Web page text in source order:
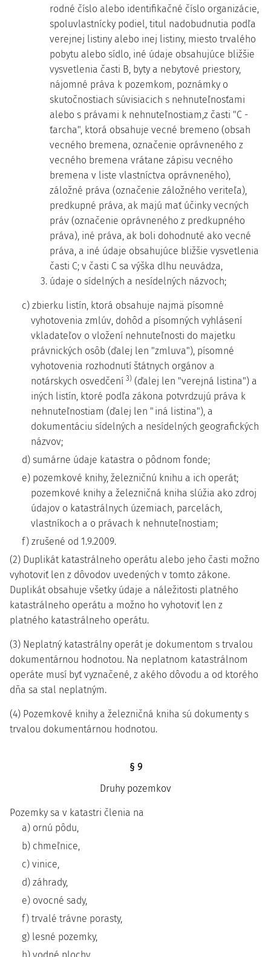
rodné číslo alebo identifikačné číslo organizácie,
spoluvlastnícky podiel, titul nadobudnutia podľa
verejnej listiny alebo inej listiny, miesto trvalého
pobytu alebo sídlo, iné údaje obsahujúce bližšie
vysvetlenia časti B, byty a nebytové priestory,
nájomné práva k pozemkom, poznámky o
skutočnostiach súvisiacich s nehnuteľnosťami
alebo s právami k nehnuteľnostiam,z časti "C -
ťarcha", ktorá obsahuje vecné bremeno (obsah
vecného bremena, označenie oprávneného z
vecného bremena vrátane zápisu vecného
bremena v liste vlastníctva oprávneného),
záložné práva (označenie záložného veriteľa),
predkupné práva, ak majú mať účinky vecných
práv (označenie oprávneného z predkupného
práva), iné práva, ak boli dohodnuté ako vecné
práva, a iné údaje obsahujúce bližšie vysvetlenia
časti C; v časti C sa výška dlhu neuvádza,
3. údaje o sídelných a nesídelných názvoch;
c) zbierku listín, ktorá obsahuje najmä písomné
vyhotovenia zmlúv, dohôd a písomných vyhlásení
vkladateľov o vložení nehnuteľnosti do majetku
právnických osôb (ďalej len "zmluva"), písomné
vyhotovenia rozhodnutí štátnych orgánov a
notárskych osvedčení 3) (ďalej len "verejná listina") a
iných listín, ktoré podľa zákona potvrdzujú práva k
nehnuteľnostiam (ďalej len "iná listina"), a
dokumentáciu sídelných a nesídelných geografických
názvov;
d) sumárne údaje katastra o pôdnom fonde;
e) pozemkové knihy, železničnú knihu a ich operát;
pozemkové knihy a železničná kniha slúžia ako zdroj
údajov o katastrálnych územiach, parcelách,
vlastníkoch a o právach k nehnuteľnostiam;
f) zrušené od 1.9.2009.
(2) Duplikát katastrálneho operátu alebo jeho časti možno
vyhotoviť len z dôvodov uvedených v tomto zákone.
Duplikát obsahuje všetky údaje a náležitosti platného
katastrálneho operátu a možno ho vyhotoviť len z
platného katastrálneho operátu.
(3) Neplatný katastrálny operát je dokumentom s trvalou
dokumentárnou hodnotou. Na neplatnom katastrálnom
operáte musí byť vyznačené, z akého dôvodu a od ktorého
dňa sa stal neplatným.
(4) Pozemkové knihy a železničná kniha sú dokumenty s
trvalou dokumentárnou hodnotou.
§ 9
Druhy pozemkov
Pozemky sa v katastri členia na
a) ornú pôdu,
b) chmeľnice,
c) vinice,
d) záhrady,
e) ovocné sady,
f) trvalé trávne porasty,
g) lesné pozemky,